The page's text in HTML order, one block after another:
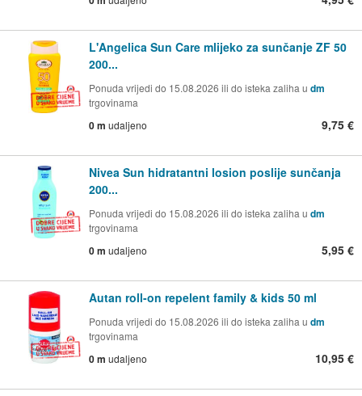
L'Angelica Sun Care mlijeko za sunčanje ZF 50
200...
Ponuda vrijedi do 15.08.2026 ili do isteka zaliha u dm
trgovinama
0 m udaljeno 9,75 €
Nivea Sun hidratantni losion poslije sunčanja
200...
Ponuda vrijedi do 15.08.2026 ili do isteka zaliha u dm
trgovinama
0 m udaljeno 5,95 €
Autan roll-on repelent family & kids 50 ml
Ponuda vrijedi do 15.08.2026 ili do isteka zaliha u dm
trgovinama
0 m udaljeno 10,95 €